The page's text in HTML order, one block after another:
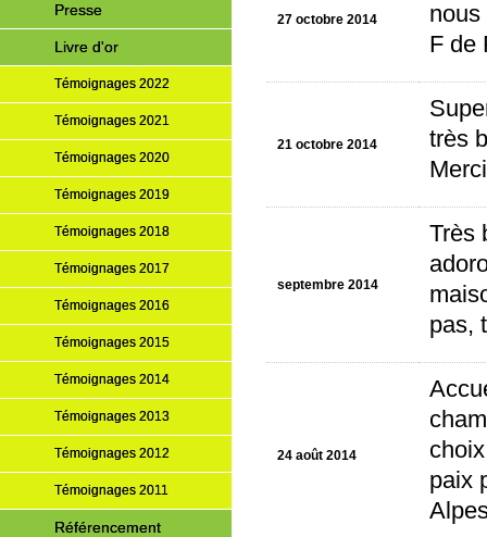
Presse
Livre d'or
Témoignages 2022
Témoignages 2021
Témoignages 2020
Témoignages 2019
Témoignages 2018
Témoignages 2017
Témoignages 2016
Témoignages 2015
Témoignages 2014
Témoignages 2013
Témoignages 2012
Témoignages 2011
Référencement
27 octobre 2014
nous
F de
21 octobre 2014
très
septembre 2014
Très
pas,
24 août 2014
paix